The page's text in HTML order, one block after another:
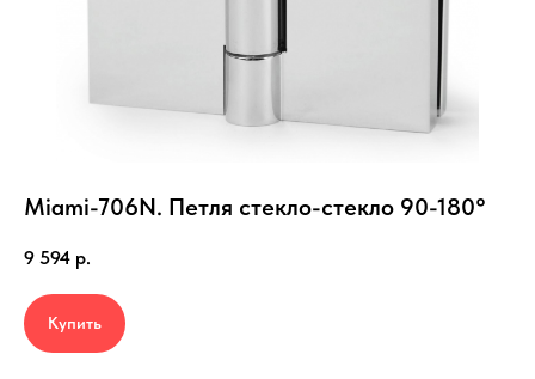
Miami-706N. Петля стекло-стекло 90-180°
9 594 р.
Купить